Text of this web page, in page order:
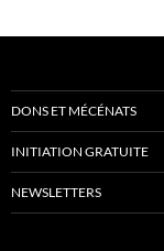
DONS ET MÉCÉNATS
INITIATION GRATUITE
NEWSLETTERS